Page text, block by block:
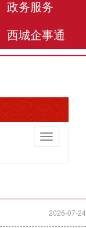
政务服务
西城企事通
切
换
2026-07-24